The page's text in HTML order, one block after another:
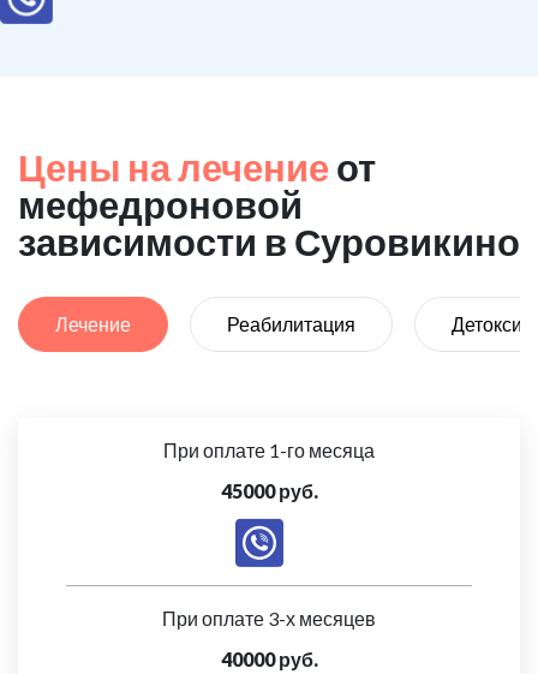
Цены на лечение от
мефедроновой
зависимости в Суровикино
Лечение Реабилитация
При оплате 1-го месяца
45000 руб.
При оплате 3-х месяцев
40000 руб.